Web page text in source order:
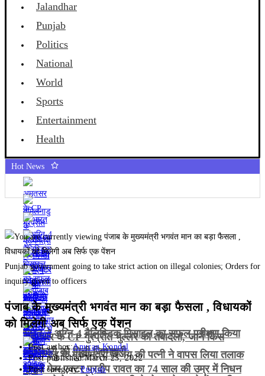
Jalandhar
Punjab
Politics
National
World
Sports
Entertainment
Health
Hot News
अमृतसर के CP गुरप्रीत भुल्लर का तबादला, जानें किस
अधिकारी को मिली जिम्मेदारी
तमिलनाडु के मुख्यमंत्री विजय की पत्नी ने वापस लिया तलाक
केस
भारत ने अग्नि-4 बैलिस्टिक मिसाइल का सफल परीक्षण किया
गजनी फेम एक्टर प्रदीप रावत का 74 साल की उम्र में निधन
Punjab government going to take strict action on illegal colonies; Orders for
inquiry given to officers
पंजाब के मुख्यमंत्री भगवंत मान का बड़ा फैसला , विधायकों
को मिलेगी अब सिर्फ एक पेंशन
Post author:Anurag Kondal
Post published:March 25, 2022
Post category:Punjab